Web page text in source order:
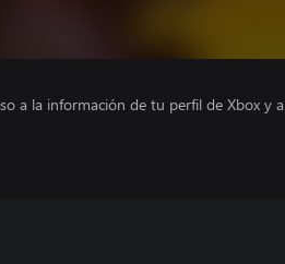
a la información de tu perfil de Xbox y